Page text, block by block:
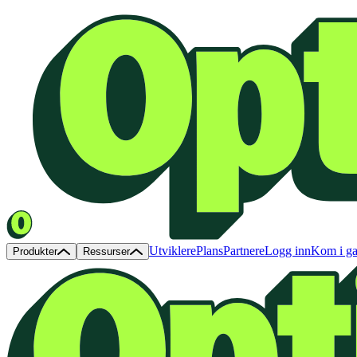
Produkter Ressurser UtviklerePlansPartnereLogg innKom i